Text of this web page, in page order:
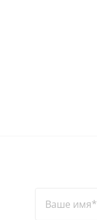
Ваше имя*